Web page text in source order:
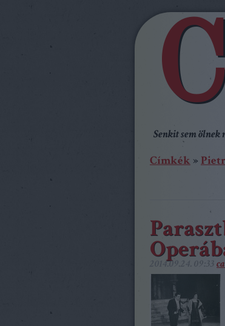
Senkit sem
Címkék »
2014.09.24. 09:33